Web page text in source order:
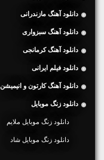
دانلود آهنگ مازندرانی
دانلود آهنگ سبزواری
دانلود آهنگ کرمانجی
دانلود فیلم ایرانی
دانلود آهنگ کارتون و انیمیشن
دانلود زنگ موبایل
دانلود زنگ موبایل ملایم
دانلود زنگ موبایل شاد